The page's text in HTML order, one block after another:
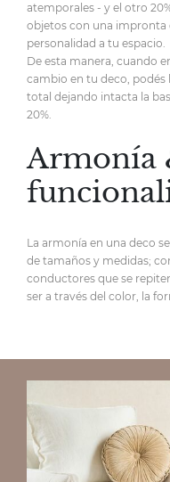
atemporales - y el otro
objetos con una impronta
personalidad a tu espacio.
De esta manera, cuando
cambio en tu deco,
total dejando intacta la
20%.
Armonía
La armonía en una deco
de tamaños y medidas;
conductores que se
ser a través del color, la